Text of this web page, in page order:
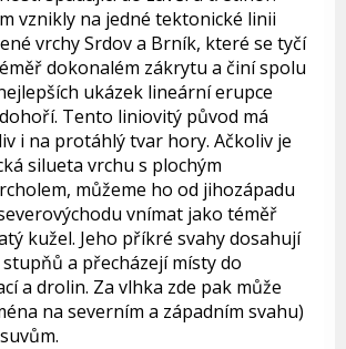
vznikly na jedné tektonické linii
vrchy Srdov a Brník, které se tyčí
dokonalém zákrytu a činí spolu
ukázek lineární erupce
Tento liniovitý původ má
i na protáhlý tvar hory. Ačkoliv je
silueta vrchu s plochým
můžeme ho od jihozápadu
vnímat jako téměř
kužel. Jeho příkré svahy dosahují
a přecházejí místy do
a drolin. Za vlhka zde pak může
na severním a západním svahu)